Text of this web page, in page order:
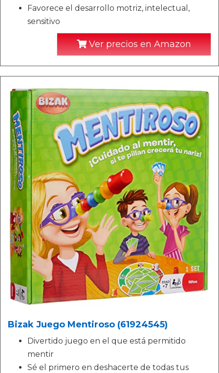
Favorece el desarrollo motriz, intelectual,
sensitivo
Ver precios en Amazon
Bizak Juego Mentiroso (61924545)
Divertido juego en el que está permitido
mentir
Sé el primero en deshacerte de todas tus